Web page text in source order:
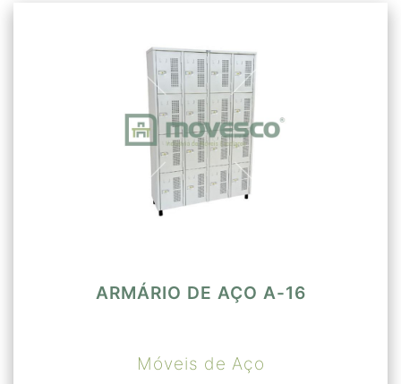
ARMÁRIO DE AÇO A-16
Móveis de Aço